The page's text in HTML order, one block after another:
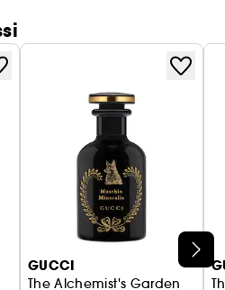
GUCCI
The Alchemist's Garden